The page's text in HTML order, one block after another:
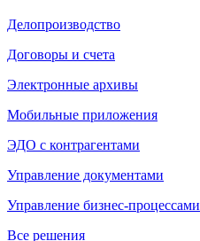
Делопроизводство
Договоры и счета
Электронные архивы
Мобильные приложения
ЭДО с контрагентами
Управление документами
Управление бизнес-процессами
Все решения